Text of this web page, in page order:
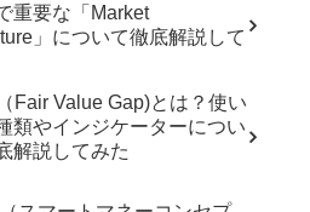
重要な「Market
」について徹底解説して
Fair Value Gap)とは？使い
類やインジケーターについ
解説してみた